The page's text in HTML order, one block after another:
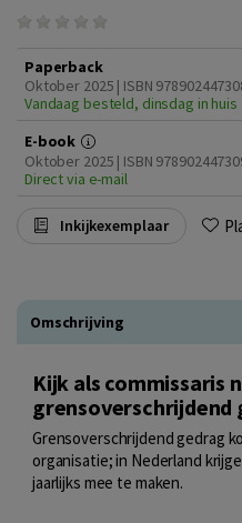
Paperback
Oktober 2025 | ISBN
Vandaag besteld, dinsdag in huis
E-book
Oktober 2025 | ISBN
Direct via e-mail
Inkijkexemplaar
Omschrijving
Kijk als commissaris
grensoverschrijdend
Grensoverschrijdend gedrag
organisatie; in Nederland
jaarlijks mee te maken.